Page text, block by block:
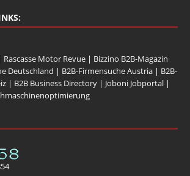
Rascasse Motor Revue | Bizzino B2B-Magazin
Deutschland | B2B-Firmensuche Austria | B2B-
| B2B Business Directory | Joboni Jobportal |